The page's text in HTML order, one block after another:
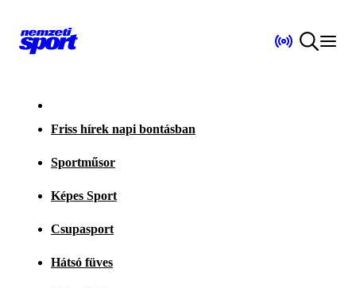
Friss hírek napi bontásban
Sportműsor
Képes Sport
Csupasport
Hátsó füves